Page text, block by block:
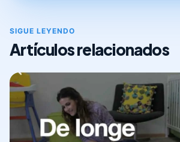
SIGUE LEYENDO
Artículos relacionados